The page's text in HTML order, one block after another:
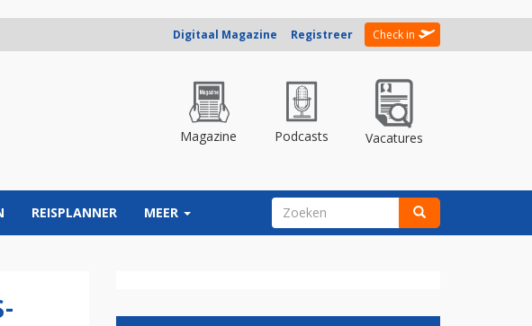
Digitaal Magazine Registreer Check in
Magazine Podcasts Vacatures
REISPLANNER MEER ZOEKVELD